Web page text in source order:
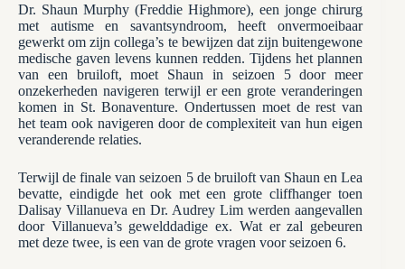
Dr. Shaun Murphy (Freddie Highmore), een jonge chirurg
met autisme en savantsyndroom, heeft onvermoeibaar
gewerkt om zijn collega’s te bewijzen dat zijn buitengewone
medische gaven levens kunnen redden. Tijdens het plannen
van een bruiloft, moet Shaun in seizoen 5 door meer
onzekerheden navigeren terwijl er een grote veranderingen
komen in St. Bonaventure. Ondertussen moet de rest van
het team ook navigeren door de complexiteit van hun eigen
veranderende relaties.
Terwijl de finale van seizoen 5 de bruiloft van Shaun en Lea
bevatte, eindigde het ook met een grote cliffhanger toen
Dalisay Villanueva en Dr. Audrey Lim werden aangevallen
door Villanueva’s gewelddadige ex. Wat er zal gebeuren
met deze twee, is een van de grote vragen voor seizoen 6.